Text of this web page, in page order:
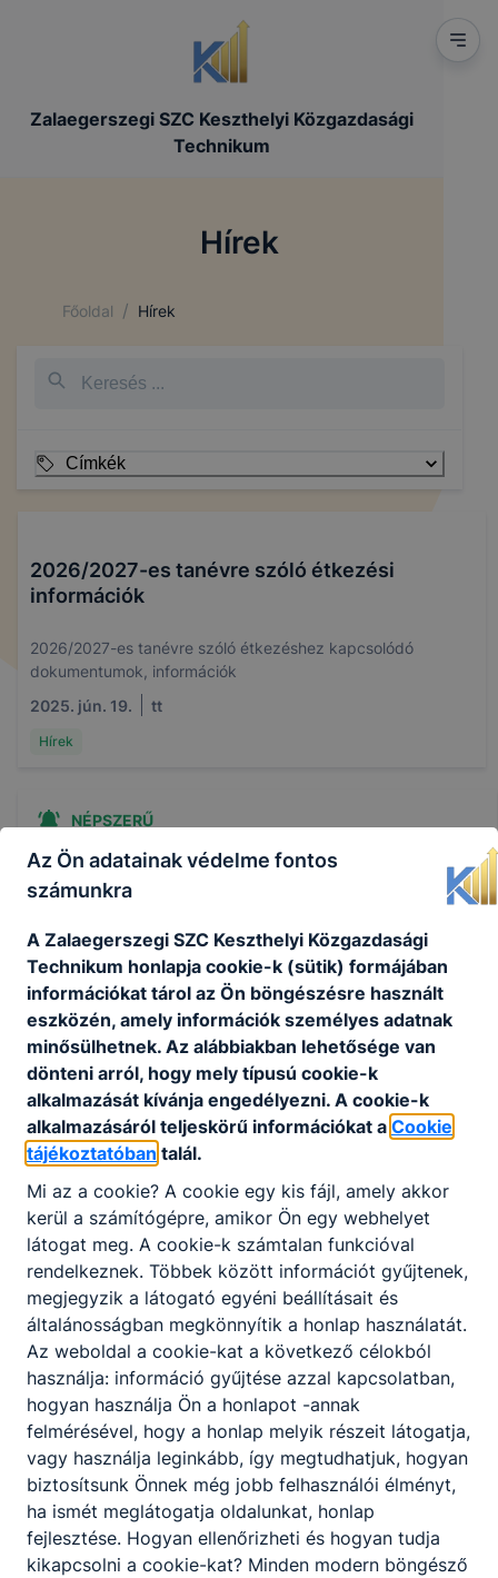
Zalaegerszegi SZC Keszthelyi Közgazdasági
Technikum
Hírek
Főoldal / Hírek
Címkék
2026/2027-es tanévre szóló étkezési
információk
2026/2027-es tanévre szóló étkezéshez kapcsolódó
dokumentumok, információk
2025. jún. 19.
tt
Hírek
NÉPSZERŰ
2026/2027-es tanévre szóló étkezési információk
2026/2027-es tanévre szóló étkezéshez kapcsolódó
dokumentumok, információk
2025. jún. 19. tt
Végleges felvételi jegyzék 2023/2024
Végleges felvételi jegyzék 2023/2024
2023. ápr. 21.
KKT
Tájékoztató gázszünetről
Tájékoztató gázszünetről
2023. febr. 8.
tt
Az Ön adatainak védelme fontos
számunkra
A Zalaegerszegi SZC Keszthelyi Közgazdasági
Technikum honlapja cookie-k (sütik) formájában
információkat tárol az Ön böngészésre használt
eszközén, amely információk személyes adatnak
minősülhetnek. Az alábbiakban lehetősége van
dönteni arról, hogy mely típusú cookie-k
alkalmazását kívánja engedélyezni. A cookie-k
alkalmazásáról teljeskörű információkat a Cookie
tájékoztatóban talál.
Mi az a cookie? A cookie egy kis fájl, amely akkor
kerül a számítógépre, amikor Ön egy webhelyet
látogat meg. A cookie-k számtalan funkcióval
rendelkeznek. Többek között információt gyűjtenek,
megjegyzik a látogató egyéni beállításait és
általánosságban megkönnyítik a honlap használatát.
Az weboldal a cookie-kat a következő célokból
használja: információ gyűjtése azzal kapcsolatban,
hogyan használja Ön a honlapot -annak
felmérésével, hogy a honlap melyik részeit látogatja,
vagy használja leginkább, így megtudhatjuk, hogyan
biztosítsunk Önnek még jobb felhasználói élményt,
ha ismét meglátogatja oldalunkat, honlap
fejlesztése. Hogyan ellenőrizheti és hogyan tudja
kikapcsolni a cookie-kat? Minden modern böngésző